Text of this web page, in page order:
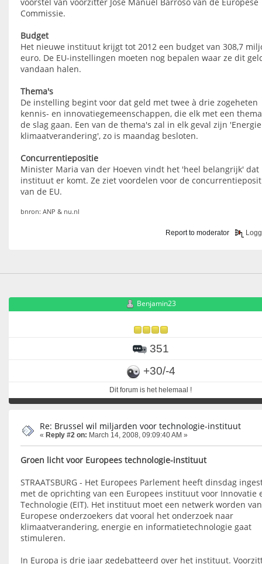
Commissie.
Budget
Het nieuwe instituut krijgt tot 2012 een budget van 308,7
euro. De EU-instellingen moeten nog bepalen waar ze dit
vandaan halen.
Thema's
De instelling begint voor dat geld met twee à drie zogeheten
kennis- en innovatiegemeenschappen, die elk met een
de slag gaan. Een van de thema's zal in elk geval zijn
klimaatverandering', zo is maandag besloten.
Concurrentiepositie
Minister Maria van der Hoeven vindt het 'heel belangrijk' dat
instituut er komt. Ze ziet voordelen voor de
van de EU.
bnron: ANP & nu.nl
Report to moderator
Benjamin23
351
+30/-4
Dit forum is het helemaal !
Re: Brussel wil miljarden voor technologie-instituut
« Reply #2 on: March 14, 2008, 09:09:40 AM »
Groen licht voor Europees technologie-instituut
STRAATSBURG - Het Europees Parlement heeft dinsdag
met de oprichting van een Europees instituut voor Innovatie
Technologie (EIT). Het instituut moet een netwerk worden van
Europese onderzoekers dat vooral het onderzoek naar
klimaatverandering, energie en informatietechnologie gaat
stimuleren.
In Europa is drie jaar gedebatteerd over het instituut.